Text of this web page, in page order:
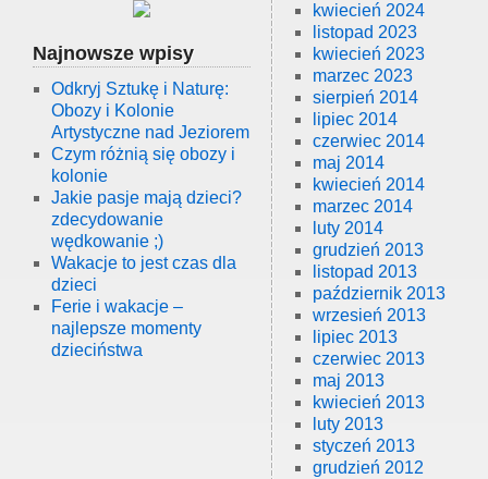
Najnowsze wpisy
Odkryj Sztukę i Naturę:
Obozy i Kolonie
Artystyczne nad Jeziorem
Czym różnią się obozy i
kolonie
Jakie pasje mają dzieci?
zdecydowanie
wędkowanie ;)
Wakacje to jest czas dla
dzieci
Ferie i wakacje –
najlepsze momenty
dzieciństwa
kwiecień 2024
listopad 2023
kwiecień 2023
marzec 2023
sierpień 2014
lipiec 2014
czerwiec 2014
maj 2014
kwiecień 2014
marzec 2014
luty 2014
grudzień 2013
listopad 2013
październik 2013
wrzesień 2013
lipiec 2013
czerwiec 2013
maj 2013
kwiecień 2013
luty 2013
styczeń 2013
grudzień 2012